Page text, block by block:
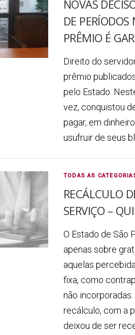
NOVAS
DE
PRÊMIO É
Direito do
prêmio
pelo Estado.
vez, conquistou
pagar, em
usufruir de seus
TODAS AS
RECÁLCULO
SERVIÇO –
O Estado de São
apenas sobre
aquelas
fixa, como
não
recálculo, com a
deixou de ser